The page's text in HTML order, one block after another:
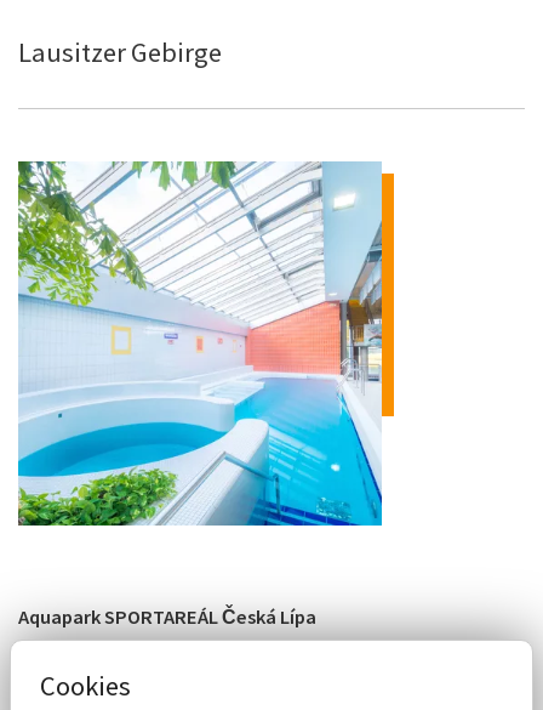
Lausitzer Gebirge
Aquapark SPORTAREÁL Česká Lípa
Česká Lípa, 470 01
Cookies